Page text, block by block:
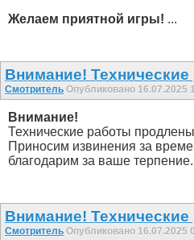
Желаем приятной игры! ...
Внимание!
Смотритель Опубликовано 16.07.2025
Внимание!
Технические работы
Приносим извинения за
благодарим за ваше терпение.
Внимание!
Смотритель Опубликовано 16.07.2025